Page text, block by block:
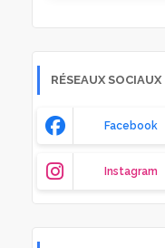
RÉSEAUX SOCIAUX
Facebook
Instagram